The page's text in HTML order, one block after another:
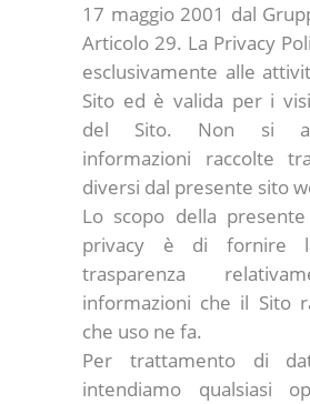
17 maggio 2001 dal
Articolo 29. La Privacy
esclusivamente alle
Sito ed è valida per i
del Sito. Non si
informazioni raccolte
diversi dal presente sito
Lo scopo della
privacy è di fornire
trasparenza
informazioni che il Sito
che uso ne fa.
Per trattamento di
intendiamo qualsiasi